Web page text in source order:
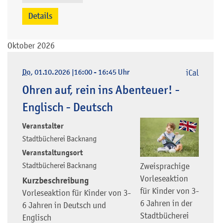
Details
Oktober 2026
Do, 01.10.2026 |16:00 - 16:45 Uhr
Ohren auf, rein ins Abenteuer! -
Englisch - Deutsch
Zweisprachige
Vorleseaktion
für Kinder von 3-
6 Jahren in der
Stadtbücherei
Veranstalter
Stadtbücherei Backnang
Veranstaltungsort
Stadtbücherei Backnang
Kurzbeschreibung
Vorleseaktion für Kinder von 3-
6 Jahren in Deutsch und
Englisch
iCal